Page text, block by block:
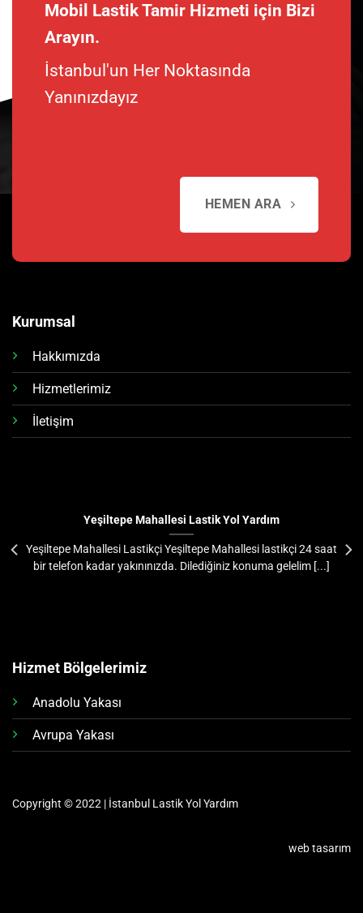
Mobil Lastik Tamir Hizmeti için Bizi
Arayın.
İstanbul'un Her Noktasında
Yanınızdayız
HEMEN ARA
Kurumsal
Hakkımızda
Hizmetlerimiz
İletişim
Yeşiltepe Mahallesi Lastik Yol Yardım
Yeşiltepe Mahallesi Lastikçi Yeşiltepe Mahallesi lastikçi 24 saat
bir telefon kadar yakınınızda. Dilediğiniz konuma gelelim [...]
Hizmet Bölgelerimiz
Anadolu Yakası
Avrupa Yakası
Copyright © 2022 | İstanbul Lastik Yol Yardım
web tasarım